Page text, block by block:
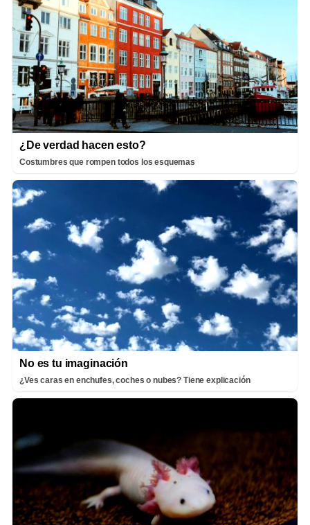
¿De verdad hacen esto?
Costumbres que rompen todos los esquemas
No es tu imaginación
¿Ves caras en enchufes, coches o nubes? Tiene explicación